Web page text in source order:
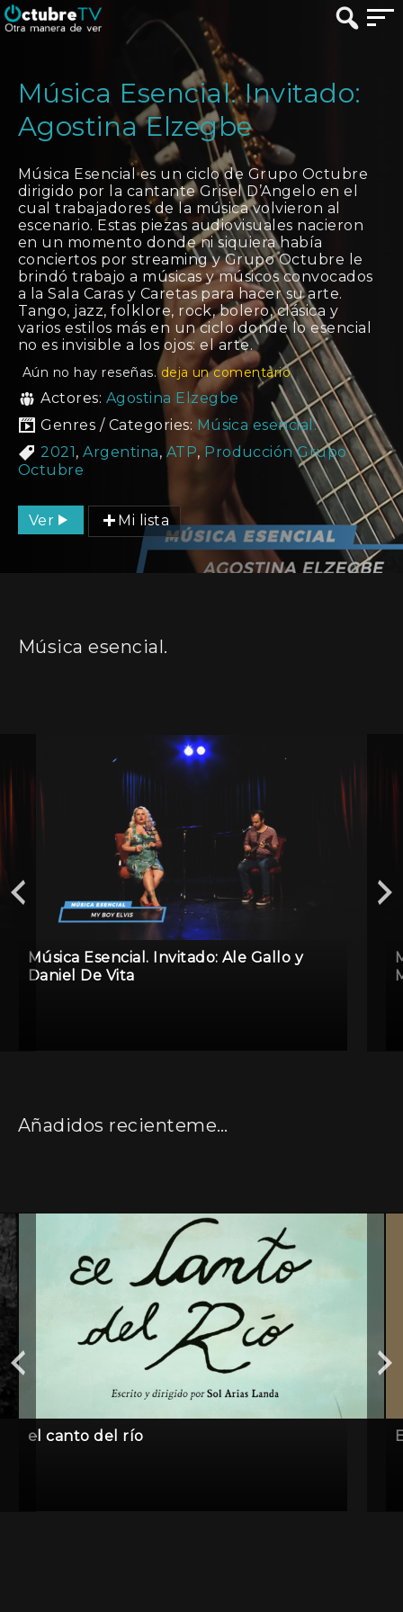
Música Esencial. Invitado:
Agostina Elzegbe
Música Esencial es un ciclo de Grupo Octubre
dirigido por la cantante Grisel D’Angelo en el
cual trabajadores de la música volvieron al
escenario. Estas piezas audiovisuales nacieron
en un momento donde ni siquiera había
conciertos por streaming y Grupo Octubre le
brindó trabajo a músicas y músicos convocados
a la Sala Caras y Caretas para hacer su arte.
Tango, jazz, folklore, rock, bolero, clásica y
varios estilos más en un ciclo donde lo esencial
no es invisible a los ojos: el arte.
Aún no hay reseñas. deja un comentario
Actores: Agostina Elzegbe
Genres / Categories: Música esencial.
2021,Argentina, ATP, Producción Grupo
Octubre
Ver Mi lista
Música esencial.
Música Esencial. Invitado: Ale Gallo y
Daniel De Vita
Añadidos recientemente
el canto del río